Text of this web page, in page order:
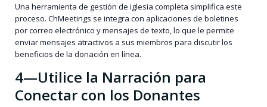
Una herramienta de gestión de iglesia completa simplifica este
proceso. ChMeetings se integra con aplicaciones de boletines
por correo electrónico y mensajes de texto, lo que le permite
enviar mensajes atractivos a sus miembros para discutir los
beneficios de la donación en línea.
4—Utilice la Narración para
Conectar con los Donantes